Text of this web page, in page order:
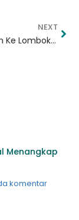
NEXT
Liburan Aman Ke Lombok Saat Pandemi? Simak Tipsnya!
Menangkap
komentar